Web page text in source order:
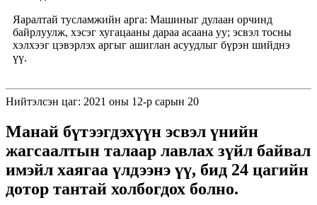
Яаралтай тусламжийн арга: Машиныг дулаан орчинд
байрлуулж, хэсэг хугацааны дараа асаана уу; эсвэл тосны
хэлхээг цэвэрлэх аргыг ашиглан асуудлыг бүрэн шийднэ
үү.
Нийтэлсэн цаг: 2021 оны 12-р сарын 20
Манай бүтээгдэхүүн эсвэл үнийн
жагсаалтын талаар лавлах зүйл байвал
имэйл хаягаа үлдээнэ үү, бид 24 цагийн
дотор тантай холбогдох болно.